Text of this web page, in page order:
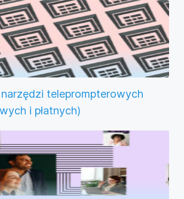
teleprompterowych
i płatnych)